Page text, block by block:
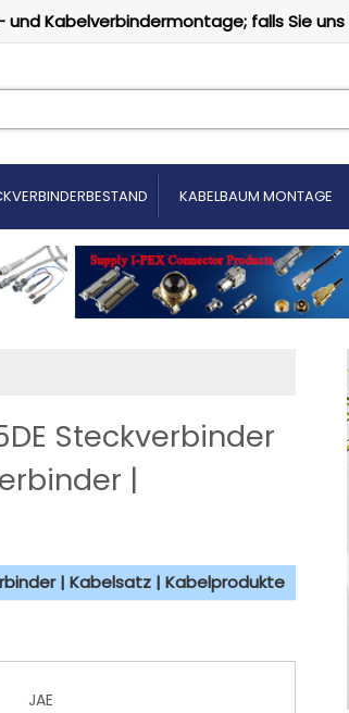
Kabelverbindermontage; falls Sie
KABELBAUM MONTAGE
Steckverbinder
|
| Kabelsatz | Kabelprodukte
JAE